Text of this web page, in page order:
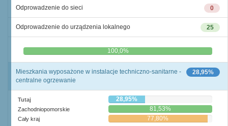
0
Odprowadzenie do sieci
25
Odprowadzenie do urządzenia lokalnego
0,0% 100,0%
28,95%
Mieszkania wyposażone w instalacje techniczno-sanitarne -
centralne ogrzewanie
Tutaj 28,95%
Zachodniopomorskie 81,53%
Cały kraj 77,80%